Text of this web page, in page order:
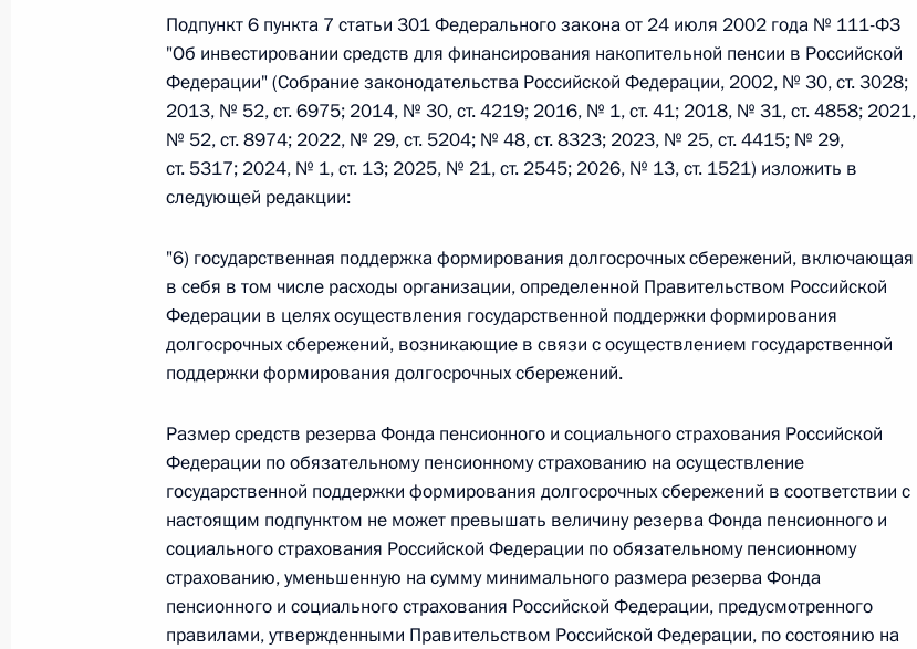
Федеральный закон от 26.07.2026 г. № 242-ФЗ
О внесении изменений в статьи 85 и 102 части первой и статью 227–1 части второй Налогового
кодекса Российской Федерации
26 июля 2026 года
Федеральный закон от 26.07.2026 г. № 246-ФЗ
О внесении изменений в Трудовой кодекс Российской Федерации
26 июля 2026 года
Федеральный закон от 26.07.2026 г. № 268-ФЗ
О внесении изменений в Федеральный закон «О пробации в Российской Федерации»
26 июля 2026 года
Федеральный закон от 26.07.2026 г. № 267-ФЗ
Подпункт 6 пункта 7 статьи 301 Федерального закона от 24 июля 2002 года № 111-ФЗ
"Об инвестировании средств для финансирования накопительной пенсии в Российской
Федерации" (Собрание законодательства Российской Федерации, 2002, № 30, ст. 3028;
2013, № 52, ст. 6975; 2014, № 30, ст. 4219; 2016, № 1, ст. 41; 2018, № 31, ст. 4858; 2021,
№ 52, ст. 8974; 2022, № 29, ст. 5204; № 48, ст. 8323; 2023, № 25, ст. 4415; № 29,
ст. 5317; 2024, № 1, ст. 13; 2025, № 21, ст. 2545; 2026, № 13, ст. 1521) изложить в
следующей редакции:
"6) государственная поддержка формирования долгосрочных сбережений, включающая
в себя в том числе расходы организации, определенной Правительством Российской
Федерации в целях осуществления государственной поддержки формирования
долгосрочных сбережений, возникающие в связи с осуществлением государственной
поддержки формирования долгосрочных сбережений.
Размер средств резерва Фонда пенсионного и социального страхования Российской
Федерации по обязательному пенсионному страхованию на осуществление
государственной поддержки формирования долгосрочных сбережений в соответствии с
настоящим подпунктом не может превышать величину резерва Фонда пенсионного и
социального страхования Российской Федерации по обязательному пенсионному
страхованию, уменьшенную на сумму минимального размера резерва Фонда
пенсионного и социального страхования Российской Федерации, предусмотренного
правилами, утвержденными Правительством Российской Федерации, по состоянию на